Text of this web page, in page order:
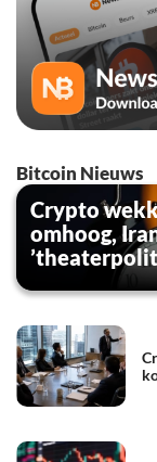
Bitcoin Nieuws
Crypto
omhoog,